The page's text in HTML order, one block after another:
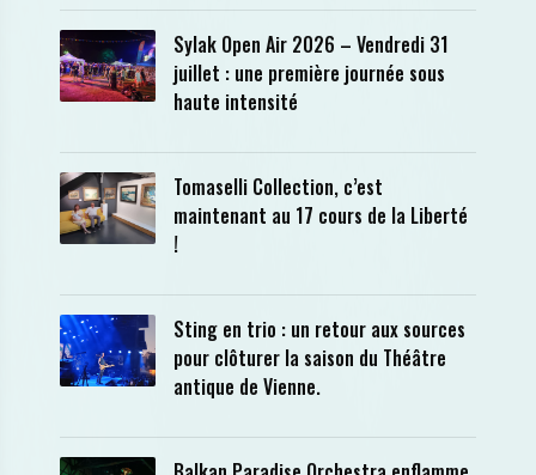
Sylak Open Air 2026 – Vendredi 31
juillet : une première journée sous
haute intensité
Tomaselli Collection, c’est
maintenant au 17 cours de la Liberté
!
Sting en trio : un retour aux sources
pour clôturer la saison du Théâtre
antique de Vienne.